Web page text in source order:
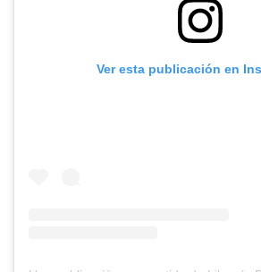
Ver esta publicación en